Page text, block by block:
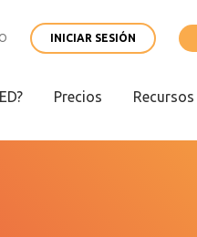
INICIAR SESIÓN
Precios Recursos